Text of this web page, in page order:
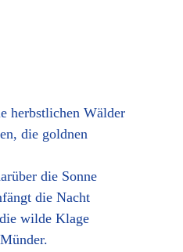
herbstlichen Wälder
die goldnen
die Sonne
die Nacht
wilde Klage